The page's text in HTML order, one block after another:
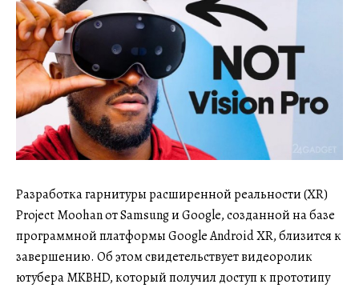
Разработка гарнитуры расширенной реальности (XR)
Project Moohan от Samsung и Google, созданной на базе
программной платформы Google Android XR, близится к
завершению. Об этом свидетельствует видеоролик
ютубера MKBHD, который получил доступ к прототипу